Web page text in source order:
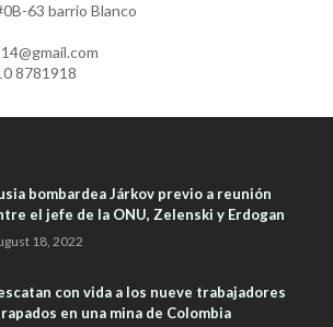
63 barrio Blanco
8781918
bombardea Járkov previo a reunión
el jefe de la ONU, Zelenski y Erdogan
18, 2022
con vida a los nueve trabajadores
en una mina de Colombia